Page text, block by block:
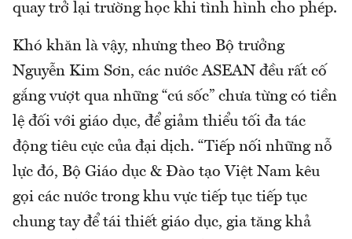
quay trở lại trường học khi tình hình cho phép.
Khó khăn là vậy, nhưng theo Bộ trưởng
Nguyễn Kim Sơn, các nước ASEAN đều rất cố
gắng vượt qua những “cú sốc” chưa từng có tiền
lệ đối với giáo dục, để giảm thiểu tối đa tác
động tiêu cực của đại dịch. “Tiếp nối những nỗ
lực đó, Bộ Giáo dục & Đào tạo Việt Nam kêu
gọi các nước trong khu vực tiếp tục tiếp tục
chung tay để tái thiết giáo dục, gia tăng khả